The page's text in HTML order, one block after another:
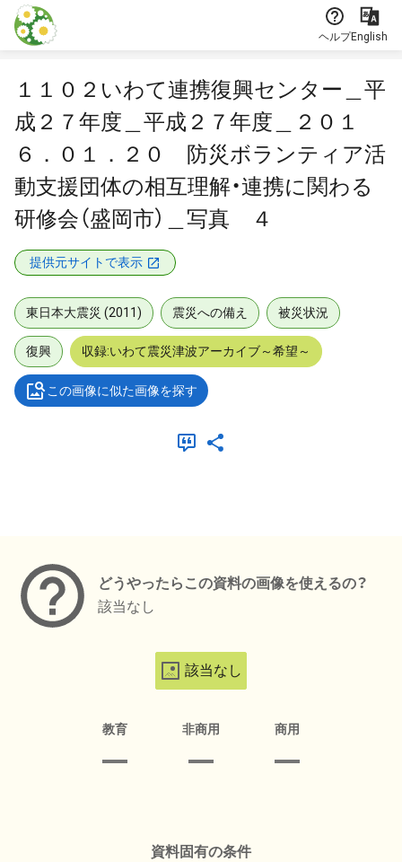
本文に飛ぶ
ヘルプEnglish
１１０２いわて連携復興センター＿平
成２７年度＿平成２７年度＿２０１
６．０１．２０ 防災ボランティア活
動支援団体の相互理解・連携に関わる
研修会（盛岡市）＿写真 ４
提供元サイトで表示
東日本大震災 (2011) 震災への備え 被災状況
復興 収録:いわて震災津波アーカイブ～希望～
この画像に似た画像を探す
どうやったらこの資料の画像を使えるの？
該当なし
該当なし
教育 非商用 商用
資料固有の条件